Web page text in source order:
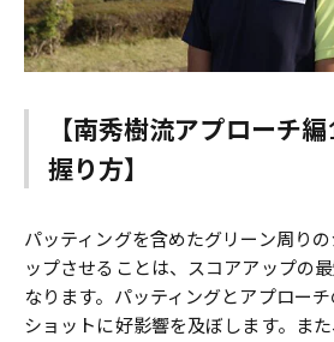
【南秀樹流アプローチ
握り方】
パッティングを含めたグリーン周り
ップさせることは、スコアアップの
なります。パッティングとアプロー
ショットに好影響を及ぼします。ま